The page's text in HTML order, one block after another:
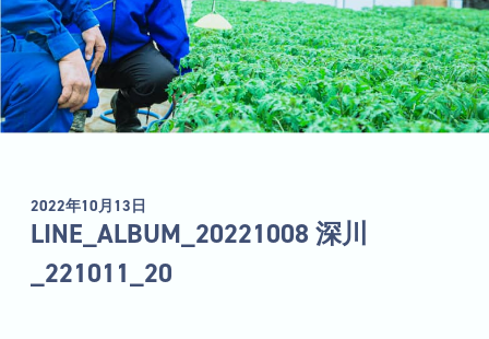
2022年10月13日
LINE_ALBUM_20221008 深川
_221011_20